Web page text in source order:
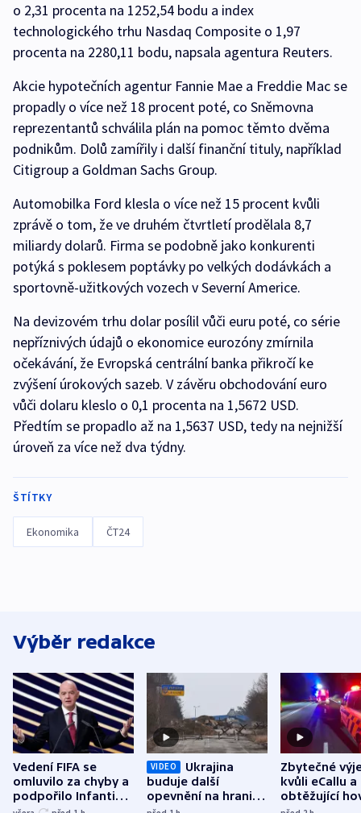
o 2,31 procenta na 1252,54 bodu a index
technologického trhu Nasdaq Composite o 1,97
procenta na 2280,11 bodu, napsala agentura Reuters.
Akcie hypotečních agentur Fannie Mae a Freddie Mac se
propadly o více než 18 procent poté, co Sněmovna
reprezentantů schválila plán na pomoc těmto dvěma
podnikům. Dolů zamířily i další finanční tituly, například
Citigroup a Goldman Sachs Group.
Automobilka Ford klesla o více než 15 procent kvůli
zprávě o tom, že ve druhém čtvrtletí prodělala 8,7
miliardy dolarů. Firma se podobně jako konkurenti
potýká s poklesem poptávky po velkých dodávkách a
sportovně-užitkových vozech v Severní Americe.
Na devizovém trhu dolar posílil vůči euru poté, co série
nepříznivých údajů o ekonomice eurozóny zmírnila
očekávání, že Evropská centrální banka přikročí ke
zvýšení úrokových sazeb. V závěru obchodování euro
vůči dolaru kleslo o 0,1 procenta na 1,5672 USD.
Předtím se propadlo až na 1,5637 USD, tedy na nejnižší
úroveň za více než dva týdny.
ŠTÍTKY
Ekonomika ČT24
Výběr redakce
Vedení FIFA se
omluvilo za chyby a
podpořilo Infantina.
UEFA trvá na
VIDEO
Ukrajina
buduje další
opevnění na hranici
s Běloruskem
Zbytečné
kvůli eCallu a
obtěžující
zdržují